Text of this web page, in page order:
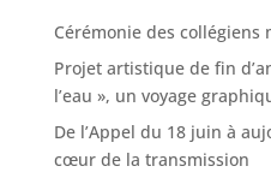
Cérémonie des collégiens
Projet artistique de fin
l’eau », un voyage
De l’Appel du 18 juin à
cœur de la transmission